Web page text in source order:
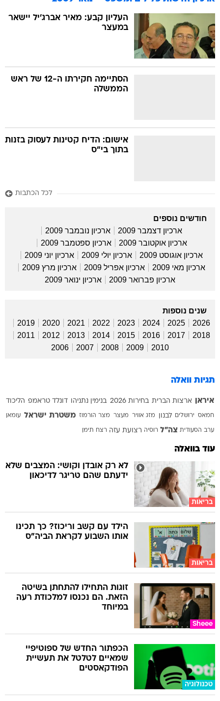
העליון קבע: מאיר אברג'יל יישאר
במעצר
הסתיימה חקירתו ה-12 של ראש
הממשלה
אישום: הדיח קטינות לעסוק בזנות
בתוך בי"ס
לכל הכתבות
חודשים נוספים
ארכיון דצמבר 2009
ארכיון נובמבר 2009
ארכיון אוקטובר 2009
ארכיון ספטמבר 2009
ארכיון אוגוסט 2009
ארכיון יולי 2009
ארכיון יוני 2009
ארכיון מאי 2009
ארכיון אפריל 2009
ארכיון מרץ 2009
ארכיון פברואר 2009
ארכיון ינואר 2009
שנים נוספות
2026
2025
2024
2023
2022
2021
2020
2019
2018
2017
2016
2015
2014
2013
2012
2011
2010
2009
2008
2007
2006
תגיות וואלה
איראן ארצות הברית בחירות 2026 בנימין נתניהו דונלד טראמפ הליכוד
חמאס ירושלים לבנון מזג אוויר מעצר מצר הורמוז משטרת ישראל עומאן
ערב הסעודית צה"ל רוסיה רצועת עזה רצח תימן
עוד בוואלה
בריאות
לא רק אובדן וקושי: המצבים שלא
ידעתם שהם טריגר לדיכאון
בריאות
הילד עם קשב וריכוז? כך תכינו
אותו השבוע לקראת הביה"ס
Sheee
זוגות התחילו להתחתן בשיטה
הזאת. הם נכנסו למלכודת רעה
במיוחד
טכנולוגיה
הכפתור החדש של ספוטיפיי
שמאיים לטלטל את תעשיית
הפודקאסטים